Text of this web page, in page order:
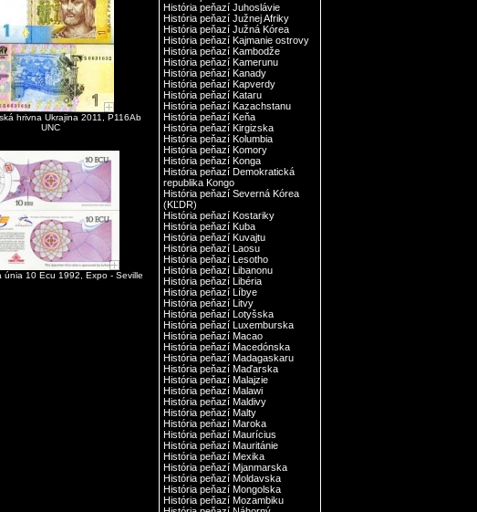
hrivna Ukrajina 2011, P116Ab
UNC
únia 10 Ecu 1992, Expo - Seville
História peňazí Juhoslávie
História peňazí Južnej Afriky
História peňazí Južná Kórea
História peňazí Kajmanie ostrovy
História peňazí Kambodže
História peňazí Kamerunu
História peňazí Kanady
História peňazí Kapverdy
História peňazí Kataru
História peňazí Kazachstanu
História peňazí Keňa
História peňazí Kirgizska
História peňazí Kolumbia
História peňazí Komory
História peňazí Konga
História peňazí Demokratická
republika Kongo
História peňazí Severná Kórea
(KĽDR)
História peňazí Kostariky
História peňazí Kuba
História peňazí Kuvajtu
História peňazí Laosu
História peňazí Lesotho
História peňazí Libanonu
História peňazí Libéria
História peňazí Líbye
História peňazí Litvy
História peňazí Lotyšska
História peňazí Luxemburska
História peňazí Macao
História peňazí Macedónska
História peňazí Madagaskaru
História peňazí Maďarska
História peňazí Malajzie
História peňazí Malawi
História peňazí Maldivy
História peňazí Malty
História peňazí Maroka
História peňazí Maurícius
História peňazí Mauritánie
História peňazí Mexika
História peňazí Mjanmarska
História peňazí Moldavska
História peňazí Mongolska
História peňazí Mozambiku